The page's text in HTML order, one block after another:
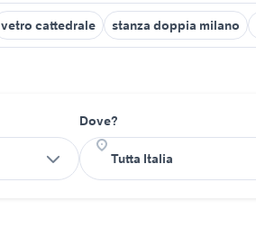
vetro cattedrale stanza doppia milano
Dove?